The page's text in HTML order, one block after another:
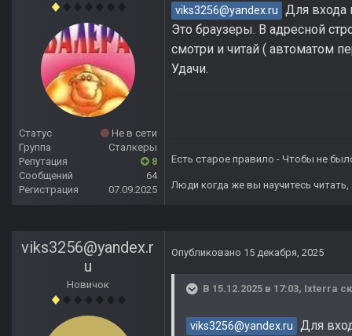
Статус
Не в сети
Группа
Сталкеры
Репутация
8
Сообщений
64
Регистрация
07.09.2025
viks3256@yandex.ru Для входа
Это браузеры. В адресной
смотри и читай ( автоматом
Удачи.
Есть старое правило - Чтобы не
Люди когда же вы научитесь читать,
viks3256@yandex.r
u
Новичок
Опубликовано 15 декабря, 2025
В 15.12.2025 в 17:03, Ixterra
viks3256@yandex.ru Для